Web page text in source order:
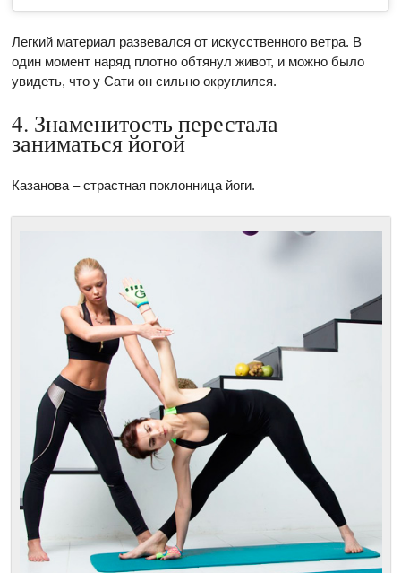
Легкий материал развевался от искусственного ветра. В
один момент наряд плотно обтянул живот, и можно было
увидеть, что у Сати он сильно округлился.
4. Знаменитость перестала
заниматься йогой
Казанова – страстная поклонница йоги.